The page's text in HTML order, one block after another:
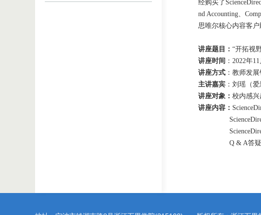
经购买了
nd Accounting、
思唯尔核心内容客户
讲座题目： “开拓视
讲座时间 ： 2022年11
讲座方式 ：教师发
主讲嘉宾 ：刘瑶（
讲座对象： 校内感兴
讲座内容：
ScienceDirect
ScienceDirect
Q & A答疑